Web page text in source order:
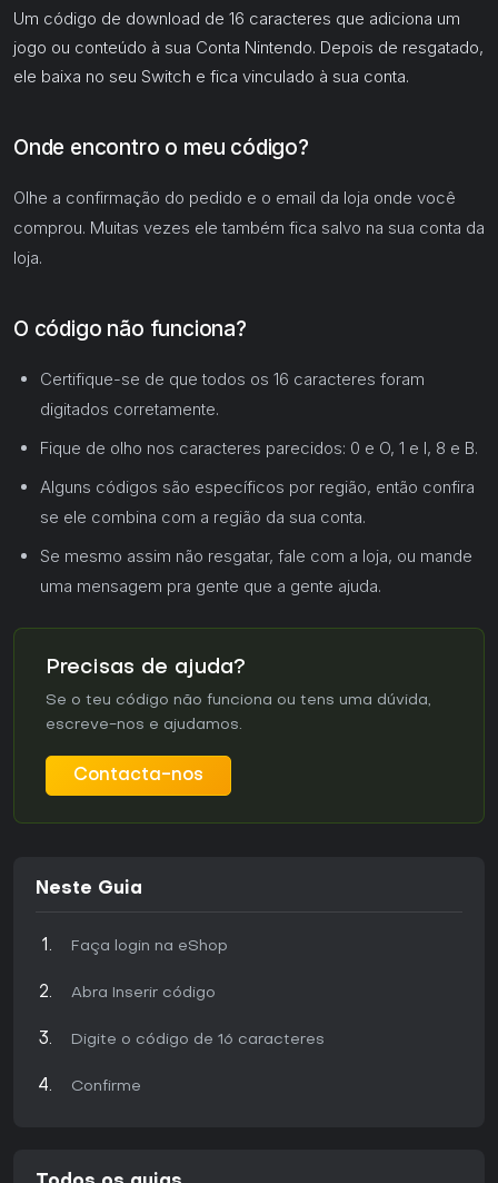
Um código de download de 16 caracteres que adiciona um
jogo ou conteúdo à sua Conta Nintendo. Depois de resgatado,
ele baixa no seu Switch e fica vinculado à sua conta.
Onde encontro o meu código?
Olhe a confirmação do pedido e o email da loja onde você
comprou. Muitas vezes ele também fica salvo na sua conta da
loja.
O código não funciona?
Certifique-se de que todos os 16 caracteres foram
digitados corretamente.
Fique de olho nos caracteres parecidos: 0 e O, 1 e I, 8 e B.
Alguns códigos são específicos por região, então confira
se ele combina com a região da sua conta.
Se mesmo assim não resgatar, fale com a loja, ou mande
uma mensagem pra gente que a gente ajuda.
Precisas de ajuda?
Se o teu código não funciona ou tens uma dúvida,
escreve-nos e ajudamos.
Contacta-nos
Neste Guia
Faça login na eShop
Abra Inserir código
Digite o código de 16 caracteres
Confirme